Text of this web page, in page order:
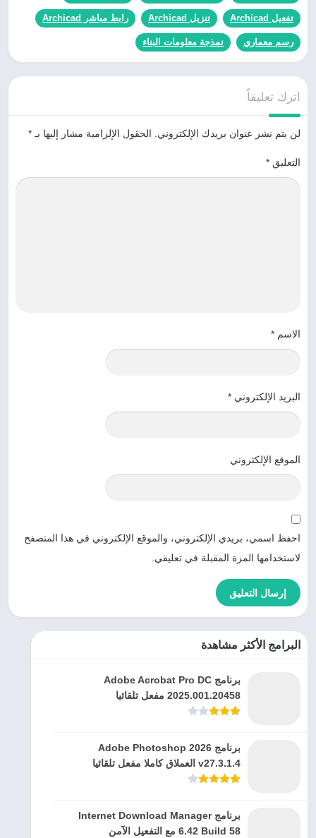
تفعيل Archicad تنزيل Archicad رابط مباشر Archicad
رسم معماري نمذجة معلومات البناء
اترك تعليقاً
لن يتم نشر عنوان بريدك الإلكتروني. الحقول الإلزامية مشار إليها بـ*
التعليق *
الاسم *
البريد الإلكتروني *
الموقع الإلكتروني
احفظ اسمي، بريدي الإلكتروني، والموقع الإلكتروني في هذا المتصفح
لاستخدامها المرة المقبلة في تعليقي.
البرامج الأكثر مشاهدة
برنامج Adobe Acrobat Pro DC
2025.001.20458 مفعل تلقائيا
برنامج Adobe Photoshop 2026
v27.3.1.4 العملاق كاملا مفعل تلقائيا
برنامج Internet Download Manager
6.42 Build 58 مع التفعيل الآمن